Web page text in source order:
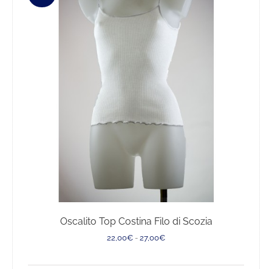
Oscalito Top Costina Filo di Scozia
22,00€ - 27,00€Fascia